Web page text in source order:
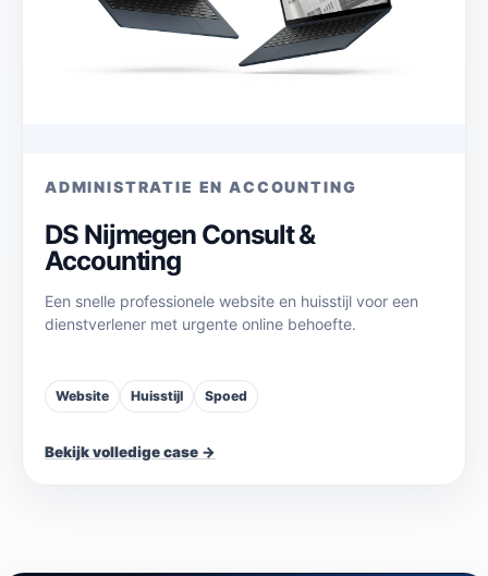
ADMINISTRATIE EN ACCOUNTING
DS Nijmegen Consult &
Accounting
Een snelle professionele website en huisstijl voor een
dienstverlener met urgente online behoefte.
Website Huisstijl Spoed
Bekijk volledige case →